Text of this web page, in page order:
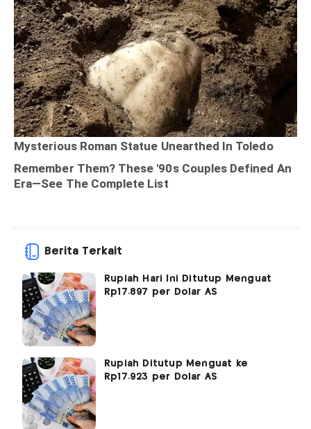
Berita Terkait
Rupiah Hari Ini Ditutup Menguat
Rp17.897 per Dolar AS
Rupiah Ditutup Menguat ke
Rp17.923 per Dolar AS